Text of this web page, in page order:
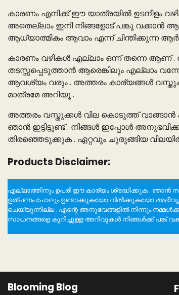
കാരണം എനിക്ക് ഈ യാത്രയിൽ ഉടനീളം
അതെല്ലാം ഇനി നിങ്ങളോട് പങ്കു വക്കാൻ
ആധ്യാത്മികം ആവാം എന്ന് ചിന്തിക്കുന്ന
കാരണം വഴികൾ എല്ലാം ഒന്ന് തന്നെ ആണ്
തടസ്സപ്പെടുത്താൻ ആരെങ്കിലും എല്ലാം
ആവശ്യം വരും . അത്തരം കാര്യങ്ങൾ
മാത്രമേ അറിയൂ .
അത്തരം വസ്തുക്കൾ വില കൊടുത്ത് വാങ്ങാൻ
ഞാൻ ഇട്ടിട്ടുണ്ട് . നിങ്ങൾ ഇപ്പോൾ
തിരഞ്ഞെടുക്കുക . ഏറ്റവും ചുരുങ്ങിയ
Products Disclaimer:
എല്ലാത്തിനും ഉപരി ഈ കാര്യം ശ്രദ്ധിക്കുക . ഞാൻ
ഉത്പന്നം പോലും ഉണ്ടാക്കുകയോ വിൽക്കുകയോ
ചെയ്യുന്നില്ല . എന്റെ അനുഭവങ്ങളിൽ നിന്നും
സാധനങ്ങളെ കുറിച്ചുള്ള അറിവുകൾ നിങ്ങൾക്ക് പങ്ക്
Blooming Blog